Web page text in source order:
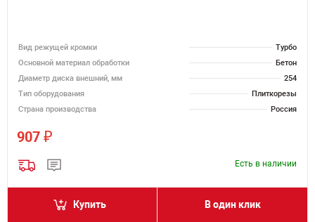
Вид режущей кромки
Турбо
Основной материал обработки
Бетон
Диаметр диска внешний, мм
254
Тип оборудования
Плиткорезы
Страна производства
Россия
907 ₽
Есть в наличии
Купить В один клик